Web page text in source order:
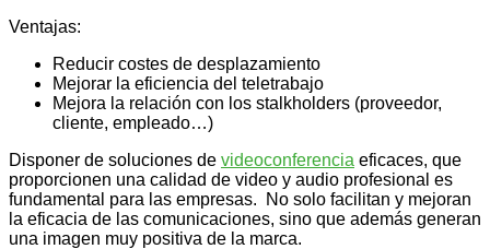
Ventajas:
Reducir costes de desplazamiento
Mejorar la eficiencia del teletrabajo
Mejora la relación con los stalkholders (proveedor,
cliente, empleado…)
Disponer de soluciones de videoconferencia eficaces, que
proporcionen una calidad de video y audio profesional es
fundamental para las empresas. No solo facilitan y mejoran
la eficacia de las comunicaciones, sino que además generan
una imagen muy positiva de la marca.